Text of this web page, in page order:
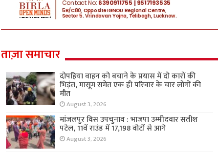
ताज़ा समाचार
दोपहिया वाहन को बचाने के प्रयास में दो कारों की
भिड़ंत, मासूम समेत एक ही परिवार के चार लोगों की
मौत
August 3, 2026
मांजलपुर विस उपचुनाव : भाजपा उम्मीदवार सतीश
पटेल, 11वें राउंड में 17,198 वोटों से आगे
August 3, 2026